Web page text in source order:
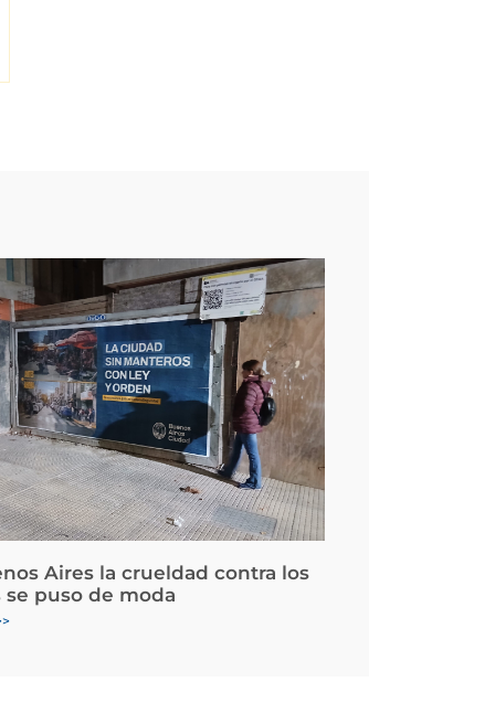
Aires la crueldad contra los
se puso de moda